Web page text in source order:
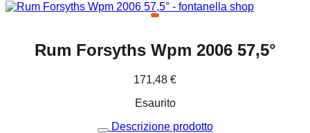
Rum Forsyths Wpm 2006 57,5°
171,48 €
Esaurito
Descrizione prodotto